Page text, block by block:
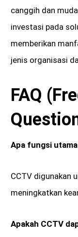
canggih dan
investasi pada
memberikan
jenis organisasi
FAQ
Apa fungsi
CCTV digunakan
meningkatkan
Apakah CCTV